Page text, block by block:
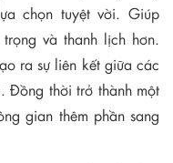
chọn tuyệt vời. Giúp
và thanh lịch hơn.
ra sự liên kết giữa các
Đồng thời trở thành một
gian thêm phần sang